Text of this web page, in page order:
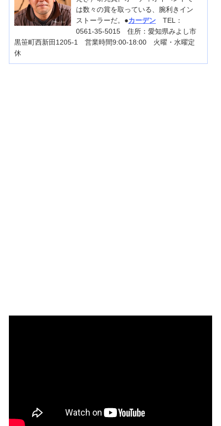
は数々の賞を取っている、腕利きイン
ストーラーだ。●カーデンTEL：
0561-35-5015 住所：愛知県みよし市
黒笹町西新田1205-1 営業時間9:00-18:00 火曜・水曜定
休